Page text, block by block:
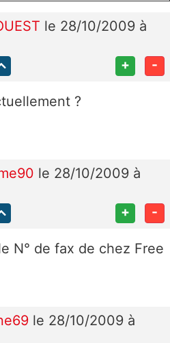
le 28/10/2009 à
+ -
?
le 28/10/2009 à
+ -
N° de fax de chez Free
le 28/10/2009 à